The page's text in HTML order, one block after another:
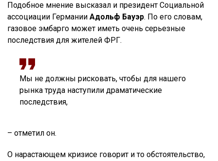
Подобное мнение высказал и президент Социальной
ассоциации Германии Адольф Бауэр. По его словам,
газовое эмбарго может иметь очень серьезные
последствия для жителей ФРГ.
Мы не должны рисковать, чтобы для нашего
рынка труда наступили драматические
последствия,
– отметил он.
О нарастающем кризисе говорит и то обстоятельство,